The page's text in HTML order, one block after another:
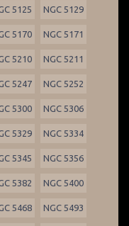
5125 NGC 5129
5170 NGC 5171
5210 NGC 5211
5247 NGC 5252
5300 NGC 5306
5329 NGC 5334
5345 NGC 5356
5382 NGC 5400
5468 NGC 5493